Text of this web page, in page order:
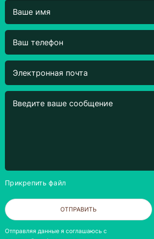
Прикрепить файл
ОТПРАВИТЬ
Отправляя данные я соглашаюсь с